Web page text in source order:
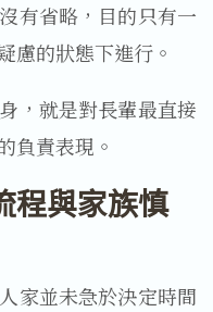
有省略，目的只有一
的狀態下進行。
，就是對長輩最直接
負責表現。
程與家族慎
家並未急於決定時間